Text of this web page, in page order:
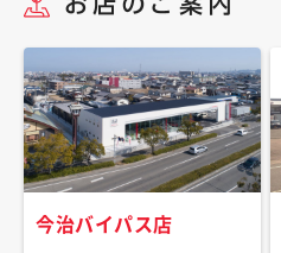
今治バイパス店